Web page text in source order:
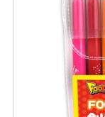
HOT
批發會員大
老師您好!!幼
海外購物免